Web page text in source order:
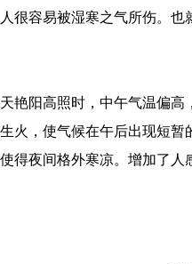
很容易被湿寒之气所伤。
艳阳高照时，中午气温偏
火，使气候在午后出现短
得夜间格外寒凉。增加了人